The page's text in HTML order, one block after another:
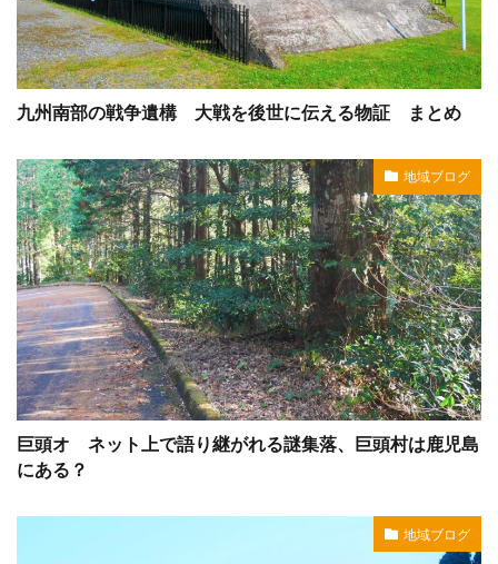
九州南部の戦争遺構 大戦を後世に伝える物証 まとめ
地域ブログ
巨頭オ ネット上で語り継がれる謎集落、巨頭村は鹿児島
にある？
地域ブログ